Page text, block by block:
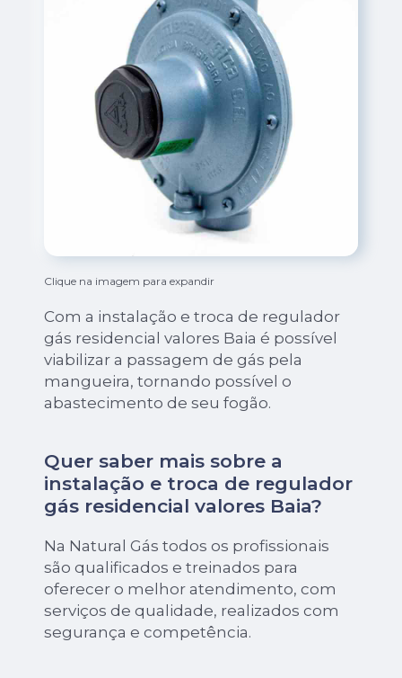
Clique na imagem para expandir
Com a instalação e troca de regulador
gás residencial valores Baia é possível
viabilizar a passagem de gás pela
mangueira, tornando possível o
abastecimento de seu fogão.
Quer saber mais sobre a
instalação e troca de regulador
gás residencial valores Baia?
Na Natural Gás todos os profissionais
são qualificados e treinados para
oferecer o melhor atendimento, com
serviços de qualidade, realizados com
segurança e competência.